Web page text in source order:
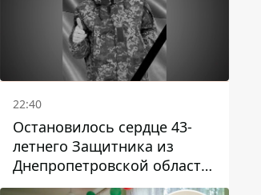
22:40
Остановилось сердце 43-
летнего Защитника из
Днепропетровской области
Евгения Зинченко